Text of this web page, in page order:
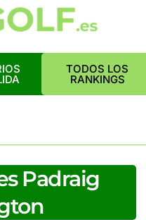
TODOS LOS
RANKINGS
Padraig